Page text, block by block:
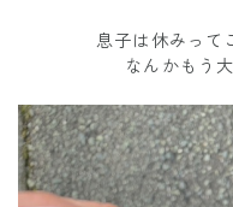
息子は休みって
なんかもう